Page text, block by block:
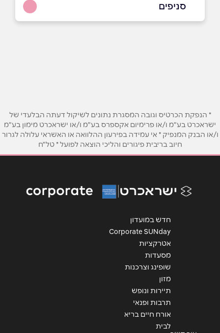
באתר בפייסבוק באינסטגרם
אימייל*
אנא חזרו אלי בקשר ל...
סניפים
* הנפקת הכרטיס וגובה המסגרת נתונים לשיקול דעתה הבלעדי של
ישראכרט בע"מ ו/או פרימיום אקספרס בע"מ ו/או ישראכרט מימון בע"מ
ו/או הבנק המנפיק * אי עמידה בפירעון ההלוואה או האשראי עלולה לגרור
חיוב בריבית פיגורים והליכי הוצאה לפועל * טל"ח
חדש במועדון
Corporate SUNday
אטרקציות
מסעדות
שופינג וצרכנות
מזון
תיירות ונופש
תרבות ופנאי
אורח חיים בריא
לבית